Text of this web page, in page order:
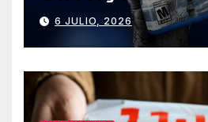
Gaming Room
6 JULIO, 2026